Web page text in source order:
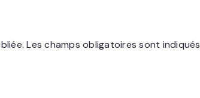
Les champs obligatoires sont indiqués